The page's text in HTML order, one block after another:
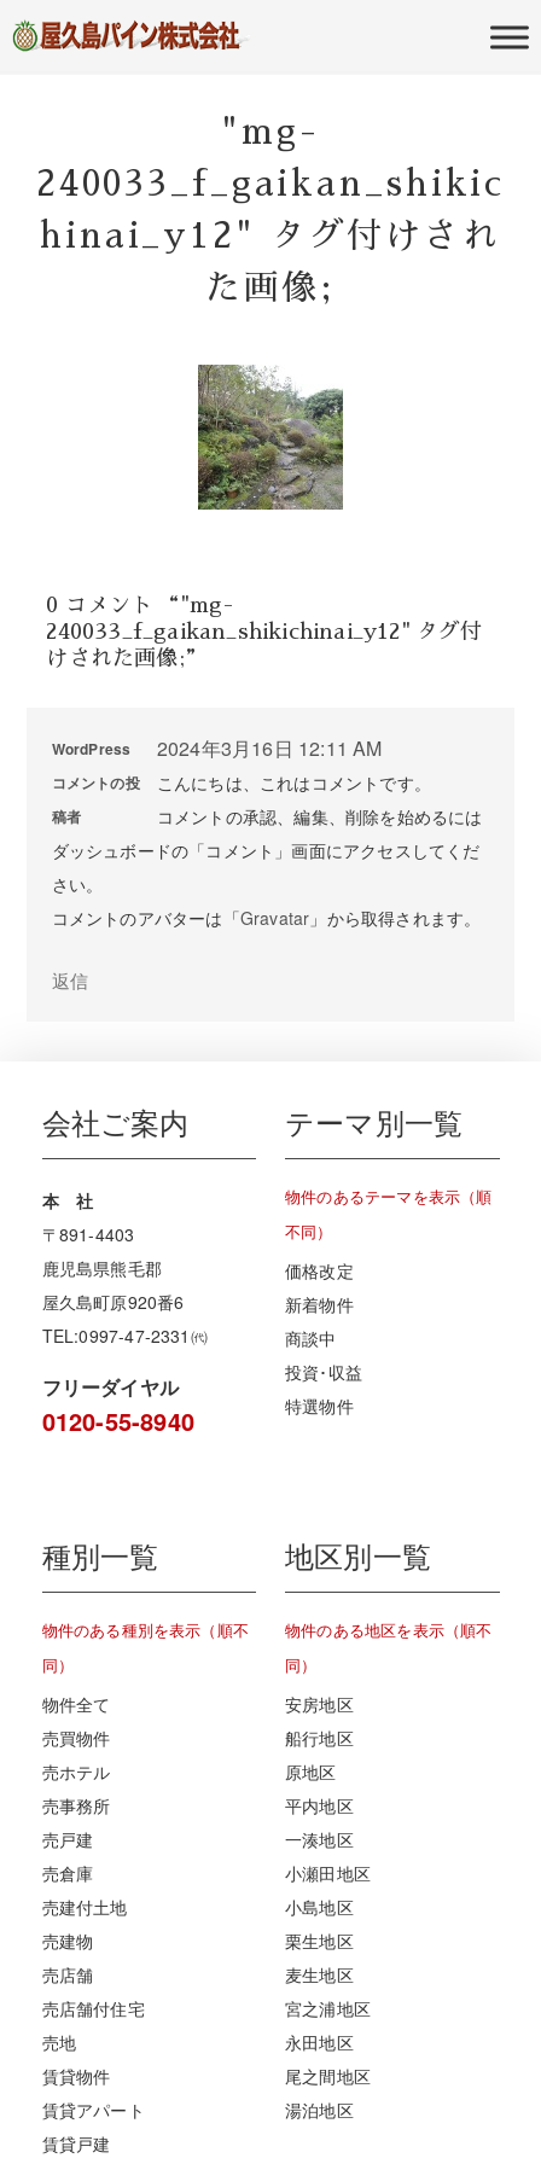
屋久島パイン
株式会社
のポータルサイト
"mg-
240033_f_gaikan_shikic
hinai_y12" タグ付けされ
た画像;
0 コメント “"mg-
240033_f_gaikan_shikichinai_y12" タグ付
けされた画像;”
WordPress
コメントの投
稿者
2024年3月16日 12:11 AM
こんにちは、これはコメントです。
コメントの承認、編集、削除を始めるには
ダッシュボードの「コメント」画面にアクセスしてくだ
さい。
コメントのアバターは「Gravatar 」から取得されます。
返信
会社ご案内
本 社
〒891-4403
鹿児島県熊毛郡
屋久島町原920番6
TEL:0997-47-2331㈹
フリーダイヤル
0120-55-8940
テーマ別一覧
物件のあるテーマを表示（順
不同）
価格改定
新着物件
商談中
投資･収益
特選物件
種別一覧
物件のある種別を表示（順不
同）
物件全て
売買物件
売ホテル
売事務所
売戸建
売倉庫
売建付土地
売建物
売店舗
売店舗付住宅
売地
賃貸物件
賃貸アパート
賃貸戸建
地区別一覧
物件のある地区を表示（順不
同）
安房地区
船行地区
原地区
平内地区
一湊地区
小瀬田地区
小島地区
栗生地区
麦生地区
宮之浦地区
永田地区
尾之間地区
湯泊地区